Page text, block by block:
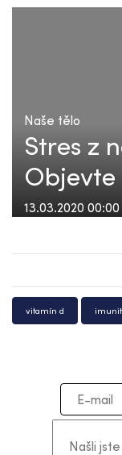
Naše tělo
Stres z
Objevte
13.03.2020 00:00
vitamín d